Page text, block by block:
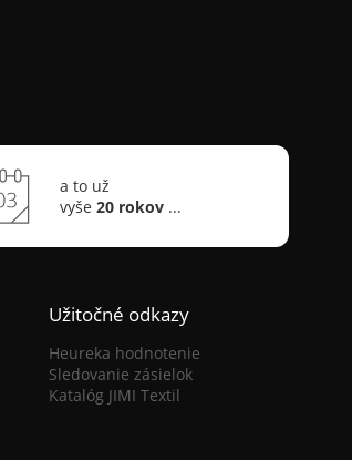
Užitočné odkazy
Heureka hodnotenie
Sledovanie zásielok
Katalóg JIMI Textil
a to už
vyše 20 rokov...